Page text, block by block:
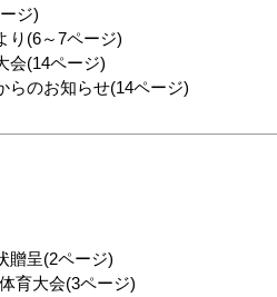
ジ)
り(6～7ページ)
会(14ページ)
らのお知らせ(14ページ)
贈呈(2ページ)
育大会(3ページ)